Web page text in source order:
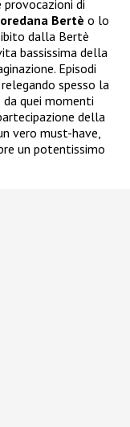
provocazioni di
Bertè o lo
dalla Bertè
bassissima della
Episodi
spesso la
da quei momenti
della
vero must-have,
un potentissimo